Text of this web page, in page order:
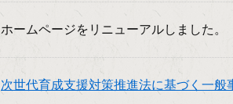
ホームページをリニューアルしました。
次世代育成支援対策推進法に基づく一般